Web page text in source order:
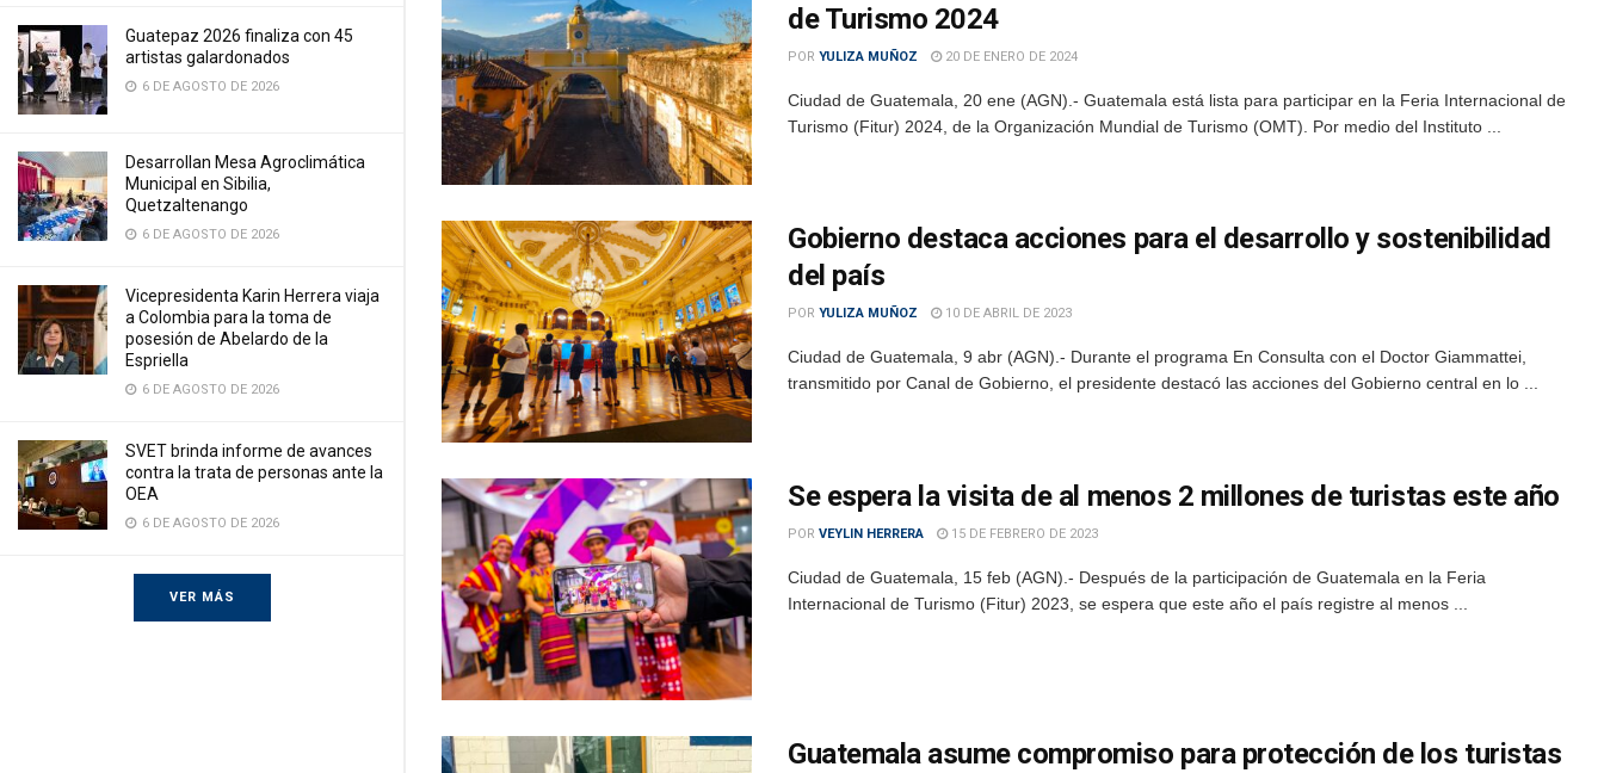
Guatepaz 2026 finaliza con 45
artistas galardonados
6 DE AGOSTO DE 2026
Desarrollan Mesa Agroclimática
Municipal en Sibilia,
Quetzaltenango
6 DE AGOSTO DE 2026
Vicepresidenta Karin Herrera viaja
a Colombia para la toma de
posesión de Abelardo de la
Espriella
6 DE AGOSTO DE 2026
SVET brinda informe de avances
contra la trata de personas ante la
OEA
6 DE AGOSTO DE 2026
VER MÁS
de Turismo 2024
POR YULIZA MUÑOZ 20 DE ENERO DE 2024
Ciudad de Guatemala, 20 ene (AGN).- Guatemala está lista para participar en la Feria Internacional de
Turismo (Fitur) 2024, de la Organización Mundial de Turismo (OMT). Por medio del Instituto ...
Gobierno destaca acciones para el desarrollo y sostenibilidad
del país
POR YULIZA MUÑOZ 10 DE ABRIL DE 2023
Ciudad de Guatemala, 9 abr (AGN).- Durante el programa En Consulta con el Doctor Giammattei,
transmitido por Canal de Gobierno, el presidente destacó las acciones del Gobierno central en lo ...
Se espera la visita de al menos 2 millones de turistas este año
POR VEYLIN HERRERA 15 DE FEBRERO DE 2023
Ciudad de Guatemala, 15 feb (AGN).- Después de la participación de Guatemala en la Feria
Internacional de Turismo (Fitur) 2023, se espera que este año el país registre al menos ...
Guatemala asume compromiso para protección de los turistas